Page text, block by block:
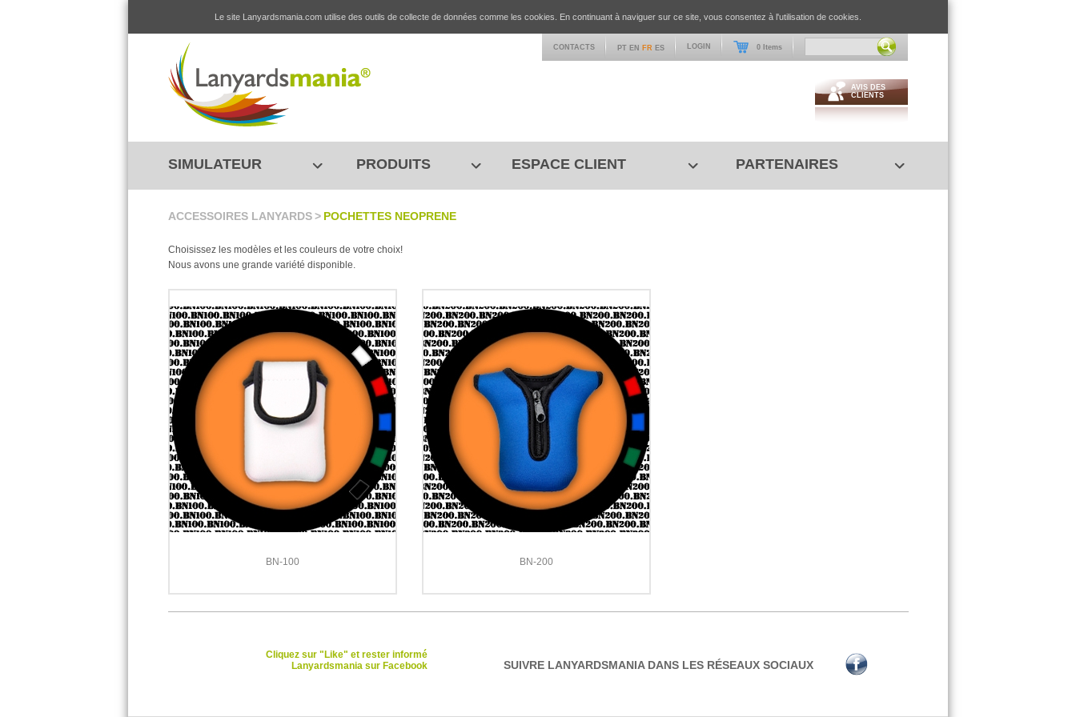
Le site Lanyardsmania.com utilise des outils de collecte de données comme les cookies. En continuant à naviguer sur ce site, vous consentez à l'utilisation de cookies.
CONTACTS PT EN FR ES LOGIN 0 Items
AVIS DES
CLIENTS
SIMULATEUR PRODUITS ESPACE CLIENT PARTENAIRES
ACCESSOIRES LANYARDS> POCHETTES NEOPRENE
Choisissez les modèles et les couleurs de votre choix!
Nous avons une grande variété disponible.
BN-100 BN-200
Cliquez sur "Like" et rester informé
Lanyardsmania sur Facebook
SUIVRE LANYARDSMANIA DANS LES RÉSEAUX SOCIAUX